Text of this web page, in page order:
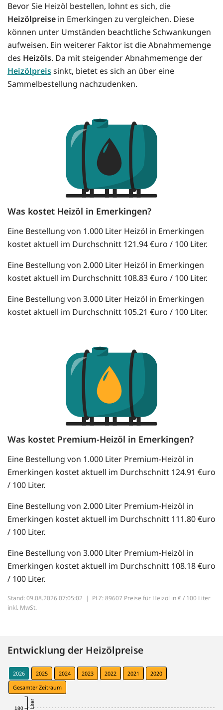
Bevor Sie Heizöl bestellen, lohnt es sich, die
Heizölpreise in Emerkingen zu vergleichen. Diese
können unter Umständen beachtliche Schwankungen
aufweisen. Ein weiterer Faktor ist die Abnahmemenge
des Heizöls. Da mit steigender Abnahmemenge der
Heizölpreissinkt, bietet es sich an über eine
Sammelbestellung nachzudenken.
Was kostet Heizöl in Emerkingen?
Eine Bestellung von 1.000 Liter Heizöl in Emerkingen
kostet aktuell im Durchschnitt 121.94 €uro / 100 Liter.
Eine Bestellung von 2.000 Liter Heizöl in Emerkingen
kostet aktuell im Durchschnitt 108.83 €uro / 100 Liter.
Eine Bestellung von 3.000 Liter Heizöl in Emerkingen
kostet aktuell im Durchschnitt 105.21 €uro / 100 Liter.
Was kostet Premium-Heizöl in Emerkingen?
Eine Bestellung von 1.000 Liter Premium-Heizöl in
Emerkingen kostet aktuell im Durchschnitt 124.91 €uro
/ 100 Liter.
Eine Bestellung von 2.000 Liter Premium-Heizöl in
Emerkingen kostet aktuell im Durchschnitt 111.80 €uro
/ 100 Liter.
Eine Bestellung von 3.000 Liter Premium-Heizöl in
Emerkingen kostet aktuell im Durchschnitt 108.18 €uro
/ 100 Liter.
Stand: 09.08.2026 07:05:02 | PLZ: 89607 Preise für Heizöl in € / 100 Liter
inkl. MwSt.
Entwicklung der Heizölpreise
2026 2025 2024 2023 2022 2021
2020
Gesamter Zeitraum
180